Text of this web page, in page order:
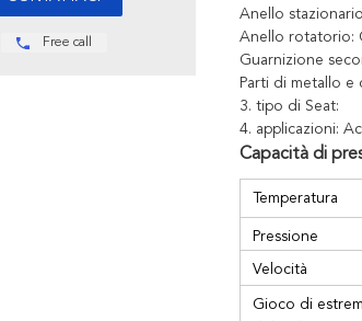
Free call
Anello
Anello rotatorio:
Guarnizione
Parti di metallo e
3. tipo di Seat:
4. applicazioni:
Capacità di
Temperatura
Pressione
Velocità
Gioco di